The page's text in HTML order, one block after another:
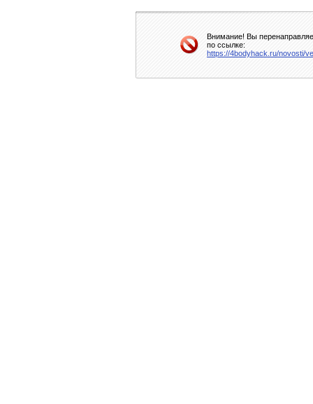
Внимание! Вы
по ссылке:
https://4bodyhack.ru/novosti/